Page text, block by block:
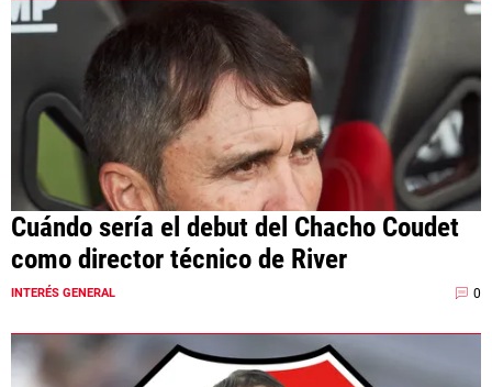
Cuándo sería el debut del Chacho Coudet
como director técnico de River
INTERÉS GENERAL 0